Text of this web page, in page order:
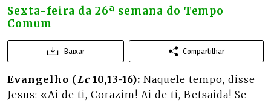
Sexta-feira da 26ª semana do Tempo
Comum
Baixar Compartilhar
Evangelho (Lc10,13-16): Naquele tempo, disse
Jesus: «Ai de ti, Corazim! Ai de ti, Betsaida! Se